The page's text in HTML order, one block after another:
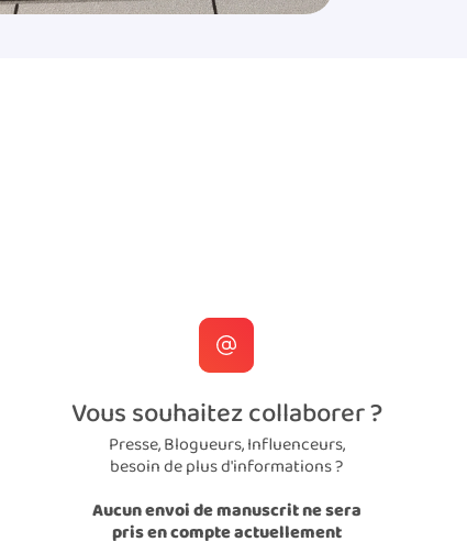
Vous souhaitez collaborer ?
Presse, Blogueurs, Influenceurs,
besoin de plus d'informations ?
Aucun envoi de manuscrit ne sera
pris en compte actuellement